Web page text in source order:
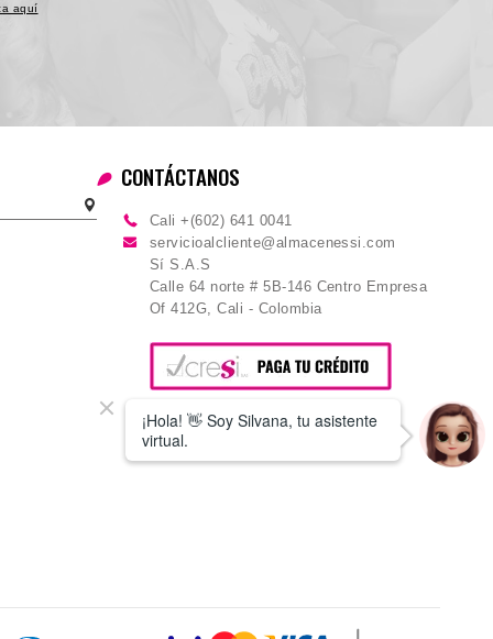
aquí
CONTÁCTANOS
Cali +(602) 641 0041
servicioalcliente@almacenessi.com
Sí S.A.S
Calle 64 norte # 5B-146 Centro Empresa
Of 412G, Cali - Colombia